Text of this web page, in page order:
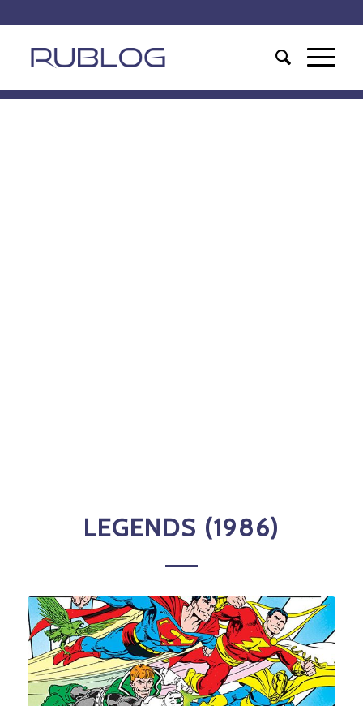
LEGENDS (1986)